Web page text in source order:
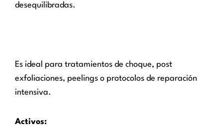
desequilibradas.
Es ideal para tratamientos de choque, post
exfoliaciones, peelings o protocolos de reparación
intensiva.
Activos: